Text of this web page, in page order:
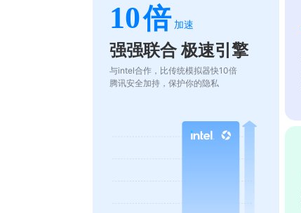
10倍 加速
强强联合 极速引擎
与intel合作，比传统模拟器快10倍
腾讯安全加持，保护你的隐私